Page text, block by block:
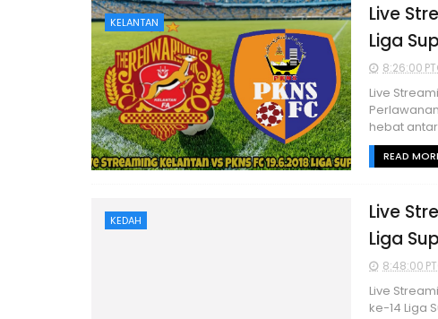
KELANTAN
Live
Liga
8:26:00
Live
hebat
READ
KEDAH
Live
Liga
8:48:00
Live
ke-14 Liga